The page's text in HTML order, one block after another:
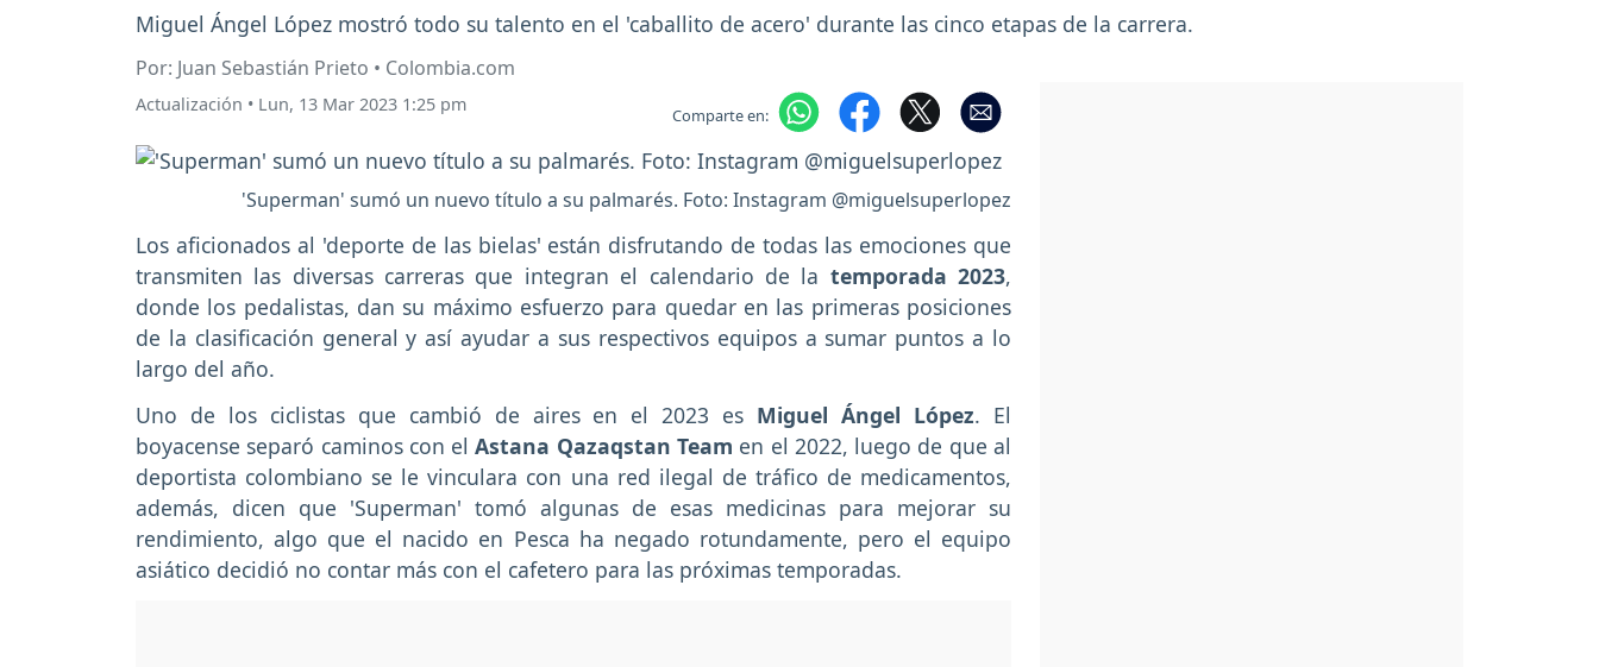
Miguel Ángel López mostró todo su talento en el 'caballito de acero' durante las cinco etapas de la carrera.
Por: Juan Sebastián Prieto • Colombia.com
Actualización • Lun, 13 Mar 2023 1:25 pm Comparte en:
'Superman' sumó un nuevo título a su palmarés. Foto: Instagram @miguelsuperlopez
Los aficionados al 'deporte de las bielas' están disfrutando de todas las emociones que
transmiten las diversas carreras que integran el calendario de la temporada 2023,
donde los pedalistas, dan su máximo esfuerzo para quedar en las primeras posiciones
de la clasificación general y así ayudar a sus respectivos equipos a sumar puntos a lo
largo del año.
Uno de los ciclistas que cambió de aires en el 2023 es Miguel Ángel López. El
boyacense separó caminos con elAstana Qazaqstan Team en el 2022, luego de que al
deportista colombiano se le vinculara con una red ilegal de tráfico de medicamentos,
además, dicen que 'Superman' tomó algunas de esas medicinas para mejorar su
rendimiento, algo que el nacido en Pesca ha negado rotundamente, pero el equipo
asiático decidió no contar más con el cafetero para las próximas temporadas.